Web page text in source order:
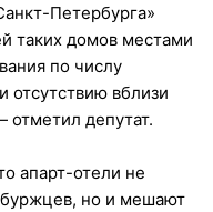
Петербурга»
таких домов местами
по числу
отсутствию вблизи
депутат.
апарт-отели не
но и мешают